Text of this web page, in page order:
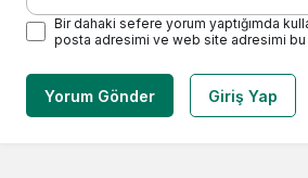
Bir dahaki sefere yorum yaptığımda
posta adresimi ve web site adresimi bu
Yorum Gönder Giriş Yap